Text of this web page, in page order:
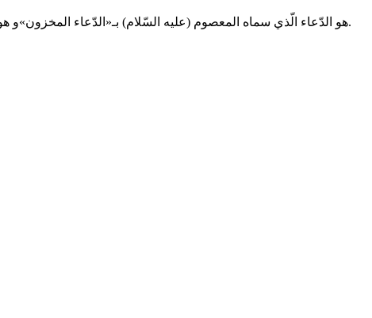
هو الدّعاء الّذي سماه المعصوم (عليه السّلام) بـ«الدّعاء المخزون»و هو وارد في كتاب الكافي أي أصل الدّعاء بدون الصّلوات قبله و بعده.